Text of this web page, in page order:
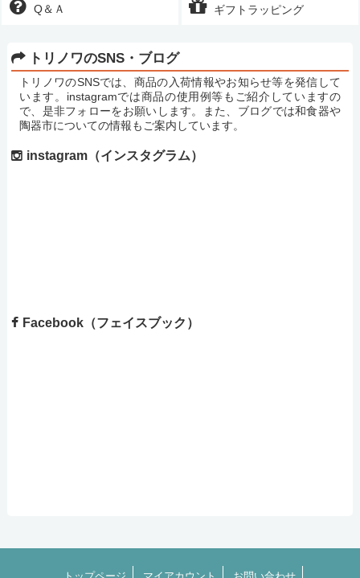
Q＆Ａ ギフトラッピング
トリノワのSNS・ブログ
トリノワのSNSでは、商品の入荷情報やお知らせ等を発信して
います。instagramでは商品の使用例等もご紹介していますの
で、是非フォローをお願いします。また、ブログでは和食器や
陶器市についての情報もご案内しています。
instagram（インスタグラム）
Facebook（フェイスブック）